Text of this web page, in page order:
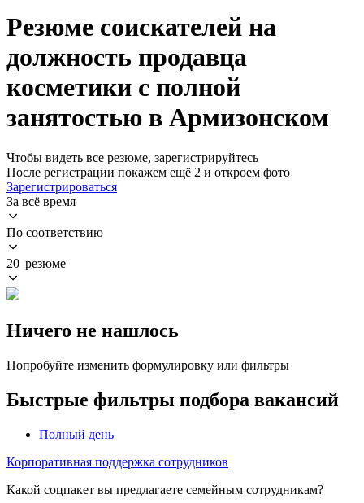
Резюме соискателей на
должность продавца
косметики с полной
занятостью в Армизонском
Чтобы видеть все резюме, зарегистрируйтесь
После регистрации покажем ещё 2 и откроем фото
Зарегистрироваться
За всё время
По соответствию
20 резюме
Ничего не нашлось
Попробуйте изменить формулировку или фильтры
Быстрые фильтры подбора вакансий
Полный день
Корпоративная поддержка сотрудников
Какой соцпакет вы предлагаете семейным сотрудникам?